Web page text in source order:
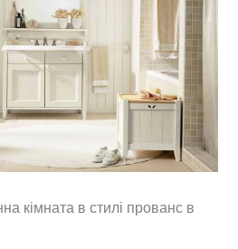
кімната в стилі прованс в